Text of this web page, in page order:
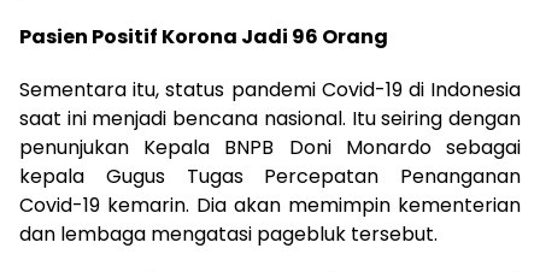
Pasien Positif Korona Jadi 96 Orang
Sementara itu, status pandemi Covid-19 di Indonesia
saat ini menjadi bencana nasional. Itu seiring dengan
penunjukan Kepala BNPB Doni Monardo sebagai
kepala Gugus Tugas Percepatan Penanganan
Covid-19 kemarin. Dia akan memimpin kementerian
dan lembaga mengatasi pagebluk tersebut.